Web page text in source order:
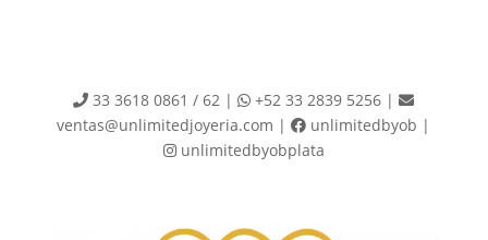
33 3618 0861 / 62 |
+52 33 2839 5256 |
ventas@unlimitedjoyeria.com |
unlimitedbyob |
unlimitedbyobplata